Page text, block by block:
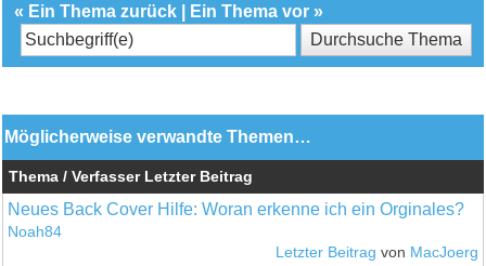
« Ein Thema zurück Ein Thema vor »
Möglicherweise verwandte Themen…
Thema / Verfasser Letzter Beitrag
Neues Back Cover Hilfe: Woran erkenne ich ein Orginales?
Noah84
Letzter Beitrag von MacJoerg